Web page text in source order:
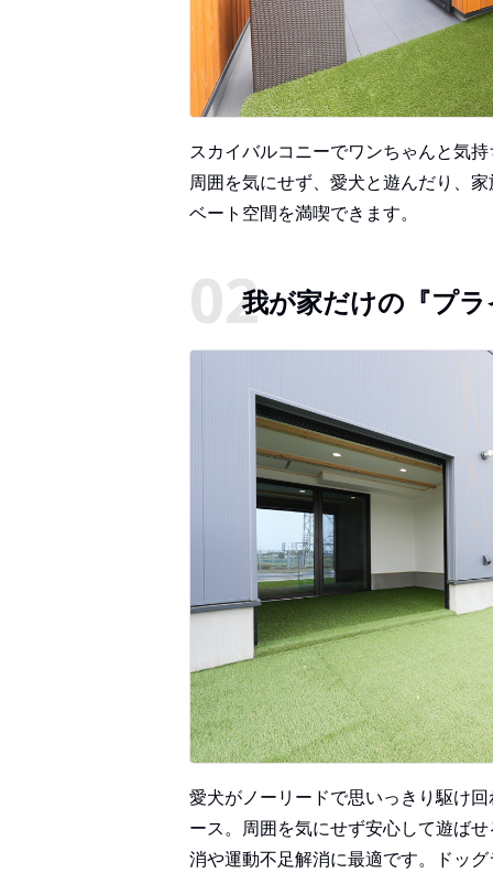
スカイバルコニーでワンちゃんと気
周囲を気にせず、愛犬と遊んだり、
ベート空間を満喫できます。
我が家だけの『プ
愛犬がノーリードで思いっきり駆け
ース。周囲を気にせず安心して遊ば
消や運動不足解消に最適です。ドッ